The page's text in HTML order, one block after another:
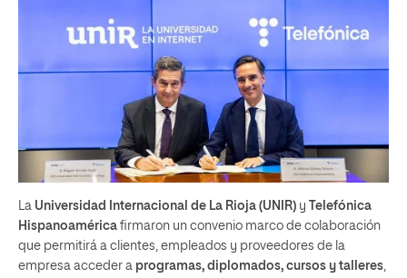
La Universidad Internacional de La Rioja (UNIR) y Telefónica
Hispanoamérica firmaron un convenio marco de colaboración
que permitirá a clientes, empleados y proveedores de la
empresa acceder a programas, diplomados, cursos y talleres